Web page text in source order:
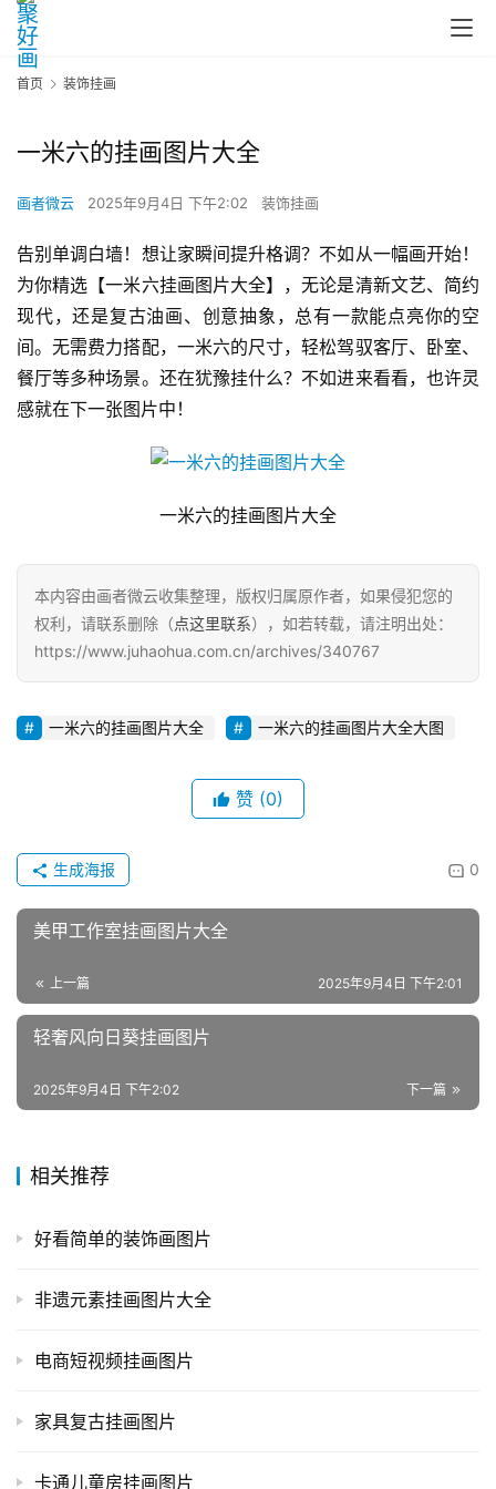
首页 装饰挂画
一米六的挂画图片大全
画者微云 2025年9月4日 下午2:02 装饰挂画
告别单调白墙！想让家瞬间提升格调？不如从一幅画开始！
为你精选【一米六挂画图片大全】，无论是清新文艺、简约
现代，还是复古油画、创意抽象，总有一款能点亮你的空
间。无需费力搭配，一米六的尺寸，轻松驾驭客厅、卧室、
餐厅等多种场景。还在犹豫挂什么？不如进来看看，也许灵
感就在下一张图片中！
一米六的挂画图片大全
本内容由画者微云收集整理，版权归属原作者，如果侵犯您的
权利，请联系删除（点这里联系），如若转载，请注明出处：
https://www.juhaohua.com.cn/archives/340767
一米六的挂画图片大全 一米六的挂画图片大全大图
赞 (0)
0
生成海报
美甲工作室挂画图片大全
上一篇 2025年9月4日 下午2:01
轻奢风向日葵挂画图片
下一篇
2025年9月4日 下午2:02
相关推荐
好看简单的装饰画图片
非遗元素挂画图片大全
电商短视频挂画图片
家具复古挂画图片
卡通儿童房挂画图片